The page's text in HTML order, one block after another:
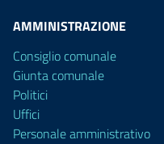
AMMINISTRAZIONE
Consiglio comunale
Giunta comunale
Politici
Uffici
Personale amministrativo